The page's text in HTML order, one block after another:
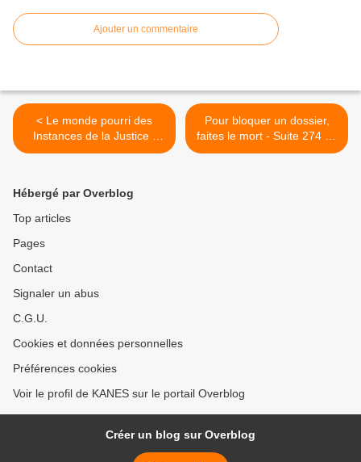
Ajouter un commentaire
< Le monde pourri des
Instances de la Justice -
Suite 272 du PUZZLE
Pour bloquer un dossier,
faites le mort - Suite 274 du
PUZZLE >
Hébergé par Overblog
Top articles
Pages
Contact
Signaler un abus
C.G.U.
Cookies et données personnelles
Préférences cookies
Voir le profil de KANES sur le portail Overblog
Créer un blog sur Overblog